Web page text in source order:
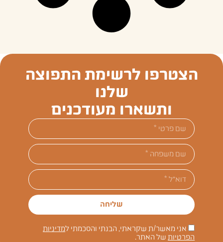
הצטרפו לרשימת התפוצה
שלנו
ותשארו מעודכנים
אני מאשר/ת שקראתי, הבנתי והסכמתי למדיניות
הפרטיותשל האתר.
שליחה